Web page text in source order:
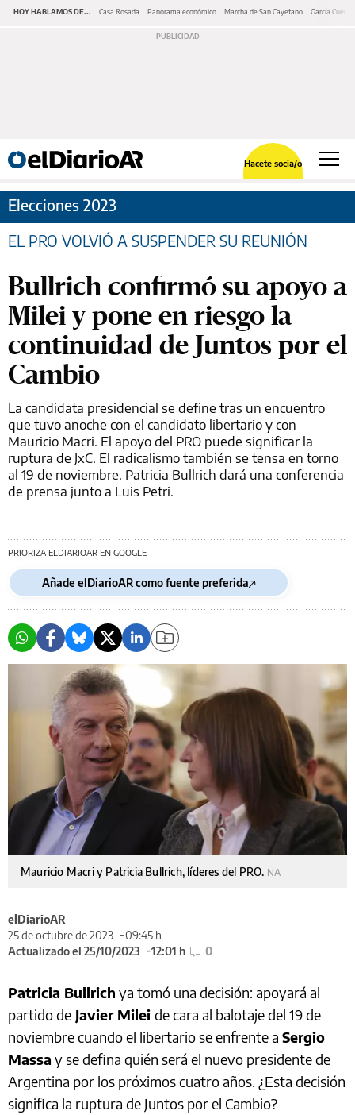
HOY HABLAMOS DE... Casa Rosada Panorama económico Marcha de San Cayetano García Cuerva
Hacete socia/o
Elecciones 2023
EL PRO VOLVIÓ A SUSPENDER SU REUNIÓN
Bullrich confirmó su apoyo a
Milei y pone en riesgo la
continuidad de Juntos por el
Cambio
La candidata presidencial se define tras un encuentro
que tuvo anoche con el candidato libertario y con
Mauricio Macri. El apoyo del PRO puede significar la
ruptura de JxC. El radicalismo también se tensa en torno
al 19 de noviembre. Patricia Bullrich dará una conferencia
de prensa junto a Luis Petri.
PRIORIZA ELDIARIOAR EN GOOGLE
Añade elDiarioAR como fuente preferida
Mauricio Macri y Patricia Bullrich, líderes del PRO. NA
elDiarioAR
25 de octubre de 2023
09:45 h
Actualizado el 25/10/2023
12:01 h 0
Patricia Bullrich ya tomó una decisión: apoyará al
partido de Javier Milei de cara al balotaje del 19 de
noviembre cuando el libertario se enfrente a Sergio
Massa y se defina quién será el nuevo presidente de
Argentina por los próximos cuatro años. ¿Esta decisión
significa la ruptura de Juntos por el Cambio?